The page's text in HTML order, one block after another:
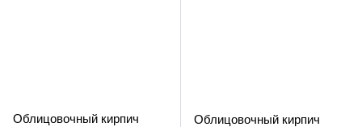
Облицовочный кирпич
Облицовочный кирпич